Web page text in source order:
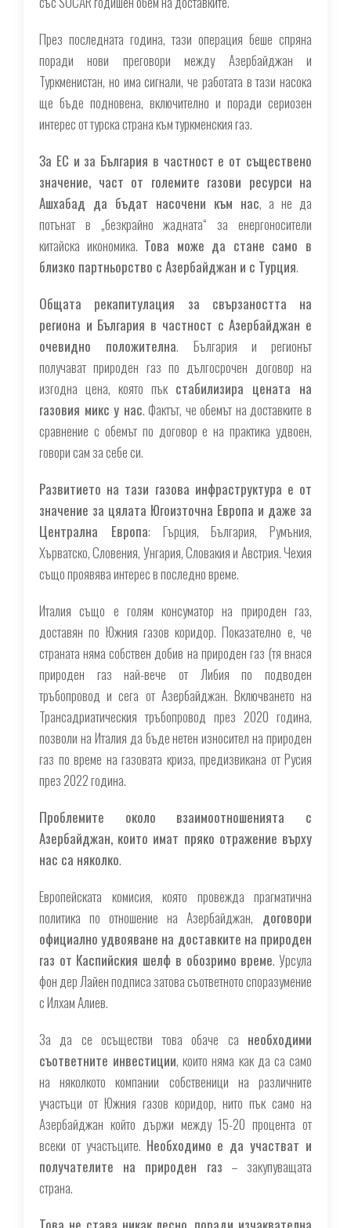
През последната година, тази операция беше спряна
поради нови преговори между Азербайджан и
Туркменистан, но има сигнали, че работата в тази насока
ще бъде подновена, включително и поради сериозен
интерес от турска страна към туркменския газ.
За ЕС и за България в частност е от съществено
значение, част от големите газови ресурси на
Ашхабад да бъдат насочени към нас, а не да
потънат в „безкрайно жадната“ за енергоносители
китайска икономика. Това може да стане само в
близко партньорство с Азербайджан и с Турция.
Общата рекапитулация за свързаността на
региона и България в частност с Азербайджан е
очевидно положителна. България и регионът
получават природен газ по дългосрочен договор на
изгодна цена, която пък стабилизира цената на
газовия микс у нас. Фактът, че обемът на доставките в
сравнение с обемът по договор е на практика удвоен,
говори сам за себе си.
Развитието на тази газова инфраструктура е от
значение за цялата Югоизточна Европа и даже за
Централна Европа: Гърция, България, Румъния,
Хърватско, Словения, Унгария, Словакия и Австрия. Чехия
също проявява интерес в последно време.
Италия също е голям консуматор на природен газ,
доставян по Южния газов коридор. Показателно е, че
страната няма собствен добив на природен газ (тя внася
природен газ най-вече от Либия по подводен
тръбопровод и сега от Азербайджан. Включването на
Трансадриатическия тръбопровод през 2020 година,
позволи на Италия да бъде нетен износител на природен
газ по време на газовата криза, предизвикана от Русия
през 2022 година.
Проблемите около взаимоотношенията с
Азербайджан, които имат пряко отражение върху
нас са няколко.
Европейската комисия, която провежда прагматична
политика по отношение на Азербайджан, договори
официално удвояване на доставките на природен
газ от Каспийския шелф в обозримо време. Урсула
фон дер Лайен подписа затова съответното споразумение
с Илхам Алиев.
За да се осъществи това обаче са необходими
съответните инвестиции, които няма как да са само
на няколкото компании собственици на различните
участъци от Южния газов коридор, нито пък само на
Азербайджан който държи между 15-20 процента от
всеки от участъците. Необходимо е да участват и
получателите на природен газ – закупуващата
страна.